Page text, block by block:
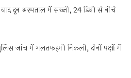
दून अस्पताल में सख्ती, 24 डिग्री से नीचे
जांच में गलतफहमी निकली, दोनों पक्षों में